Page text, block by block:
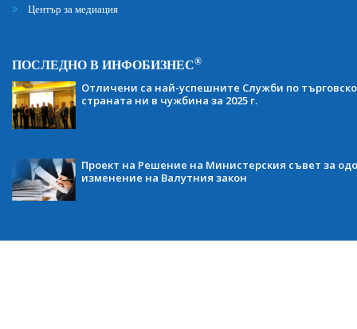
Център за медиация
ПОСЛЕДНО В ИНФОБИЗНЕС®
Отличени са най-успешните Служби по
страната ни в чужбина за 2025 г.
Проект на Решение на Министерския съвет за
изменение на Валутния закон